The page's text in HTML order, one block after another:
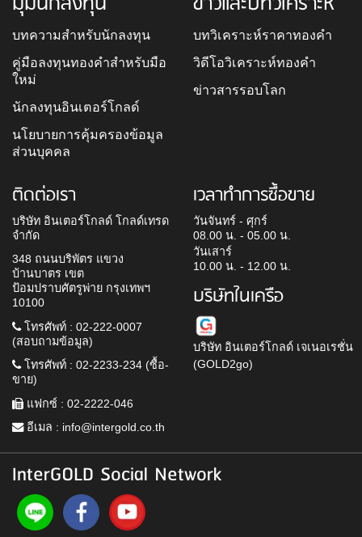
บทความสำหรับนักลงทุน
คู่มือลงทุนทองคำสำหรับมือ
ใหม่
นักลงทุนอินเตอร์โกลด์
นโยบายการคุ้มครองข้อมูล
ส่วนบุคคล
บทวิเคราะห์ราคาทองคำ
วิดีโอวิเคราะห์ทองคำ
ข่าวสารรอบโลก
ติดต่อเรา
บริษัท อินเตอร์โกลด์ โกลด์เทรด
จำกัด
348 ถนนบริพัตร แขวง
บ้านบาตร เขต
ป้อมปราบศัตรูพ่าย กรุงเทพฯ
10100
โทรศัพท์ : 02-222-0007
(สอบถามข้อมูล)
โทรศัพท์ : 02-2233-234 (ซื้อ-
ขาย)
แฟกซ์ : 02-2222-046
อีเมล : info@intergold.co.th
เวลาทำการซื้อขาย
วันจันทร์ - ศุกร์
08.00 น. - 05.00 น.
วันเสาร์
10.00 น. - 12.00 น.
บริษัทในเครือ
บริษัท อินเตอร์โกลด์ เจเนอเรชั่น
(GOLD2go)
InterGOLD Social Network